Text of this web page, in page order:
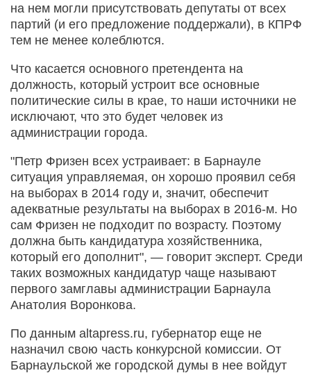
на нем могли присутствовать депутаты от всех
партий (и его предложение поддержали), в КПРФ
тем не менее колеблются.
Что касается основного претендента на
должность, который устроит все основные
политические силы в крае, то наши источники не
исключают, что это будет человек из
администрации города.
"Петр Фризен всех устраивает: в Барнауле
ситуация управляемая, он хорошо проявил себя
на выборах в 2014 году и, значит, обеспечит
адекватные результаты на выборах в 2016-м. Но
сам Фризен не подходит по возрасту. Поэтому
должна быть кандидатура хозяйственника,
который его дополнит", — говорит эксперт. Среди
таких возможных кандидатур чаще называют
первого замглавы администрации Барнаула
Анатолия Воронкова.
По данным altapress.ru, губернатор еще не
назначил свою часть конкурсной комиссии. От
Барнаульской же городской думы в нее войдут